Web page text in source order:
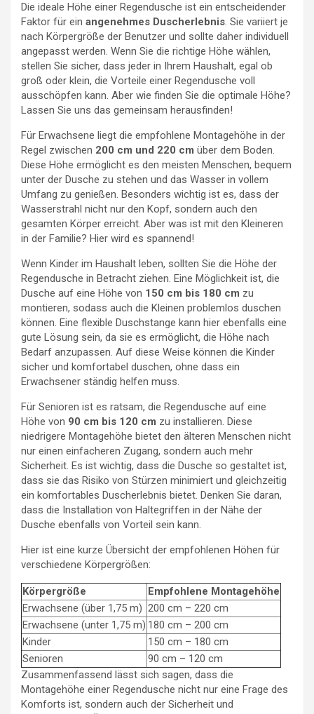
Die ideale Höhe einer Regendusche ist ein entscheidender
Faktor für ein angenehmes Duscherlebnis. Sie variiert je
nach Körpergröße der Benutzer und sollte daher individuell
angepasst werden. Wenn Sie die richtige Höhe wählen,
stellen Sie sicher, dass jeder in Ihrem Haushalt, egal ob
groß oder klein, die Vorteile einer Regendusche voll
ausschöpfen kann. Aber wie finden Sie die optimale Höhe?
Lassen Sie uns das gemeinsam herausfinden!
Für Erwachsene liegt die empfohlene Montagehöhe in der
Regel zwischen 200 cm und 220 cm über dem Boden.
Diese Höhe ermöglicht es den meisten Menschen, bequem
unter der Dusche zu stehen und das Wasser in vollem
Umfang zu genießen. Besonders wichtig ist es, dass der
Wasserstrahl nicht nur den Kopf, sondern auch den
gesamten Körper erreicht. Aber was ist mit den Kleineren
in der Familie? Hier wird es spannend!
Wenn Kinder im Haushalt leben, sollten Sie die Höhe der
Regendusche in Betracht ziehen. Eine Möglichkeit ist, die
Dusche auf eine Höhe von 150 cm bis 180 cm zu
montieren, sodass auch die Kleinen problemlos duschen
können. Eine flexible Duschstange kann hier ebenfalls eine
gute Lösung sein, da sie es ermöglicht, die Höhe nach
Bedarf anzupassen. Auf diese Weise können die Kinder
sicher und komfortabel duschen, ohne dass ein
Erwachsener ständig helfen muss.
Für Senioren ist es ratsam, die Regendusche auf eine
Höhe von 90 cm bis 120 cm zu installieren. Diese
niedrigere Montagehöhe bietet den älteren Menschen nicht
nur einen einfacheren Zugang, sondern auch mehr
Sicherheit. Es ist wichtig, dass die Dusche so gestaltet ist,
dass sie das Risiko von Stürzen minimiert und gleichzeitig
ein komfortables Duscherlebnis bietet. Denken Sie daran,
dass die Installation von Haltegriffen in der Nähe der
Dusche ebenfalls von Vorteil sein kann.
Hier ist eine kurze Übersicht der empfohlenen Höhen für
verschiedene Körpergrößen:
Körpergröße
Empfohlene Montagehöhe
Erwachsene (über 1,75 m) 200 cm – 220 cm
Erwachsene (unter 1,75 m) 180 cm – 200 cm
Kinder
150 cm – 180 cm
Senioren
90 cm – 120 cm
Zusammenfassend lässt sich sagen, dass die
Montagehöhe einer Regendusche nicht nur eine Frage des
Komforts ist, sondern auch der Sicherheit und